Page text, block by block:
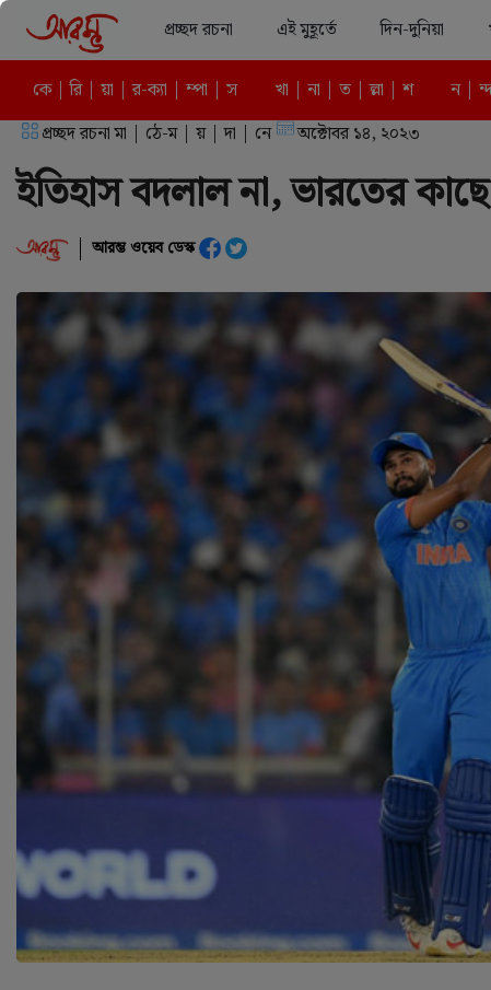
প্রচ্ছদ রচনা এই মুহূর্তে দিন-দুনিয়া
কে | রি | য়া | র-ক্যা | ম্পা | স খা | না | ত | ল্লা | শ ন |
প্রচ্ছদ রচনা মা | ঠে-ম | য় | দা | নে অক্টোবর ১৪, ২০২৩
‌ইতিহাস বদলাল না, ভারতের
আরম্ভ ওয়েব ডেস্ক